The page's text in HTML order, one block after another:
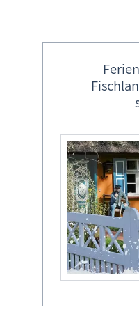
Freizeit
Wissenswertes
Aktuelles
Blog »Meine schöne
Region: Ostsee →
→ im Urlaub inWieck a. Darß
Über 200 Jahre